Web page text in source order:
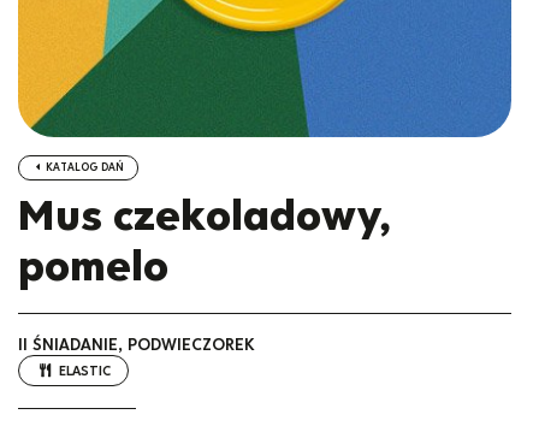
KATALOG DAŃ
Mus czekoladowy,
pomelo
II ŚNIADANIE, PODWIECZOREK
ELASTIC